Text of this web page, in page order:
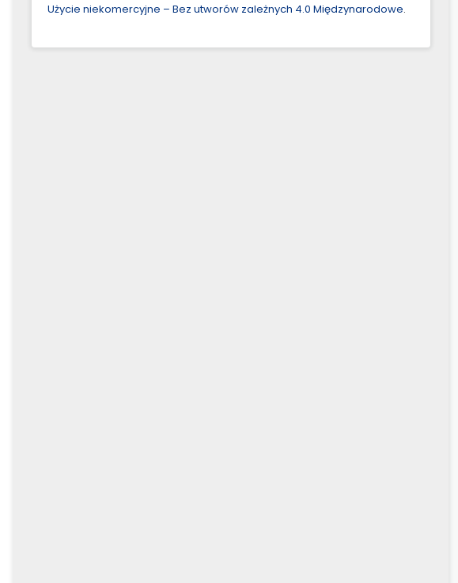
Użycie niekomercyjne – Bez utworów zależnych 4.0 Międzynarodowe.